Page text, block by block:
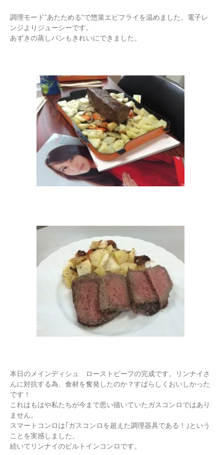
調理モード”あたためる”で惣菜エビフライを温めました。電子レ
ンジよりジューシーです。
あずきの蒸しパンもきれいにできました。
本日のメインディシュ ローストビーフの完成です。リンナイさ
んに対抗する為、食材を奮発したのか？すばらしくおいしかった
です！
これはもはや私たちが今まで思い描いていたガスコンロではあり
ません。
スマートコンロは｢ガスコンロを超えた調理器具である！｣という
ことを実感しました。
続いてリンナイのビルトインコンロです。